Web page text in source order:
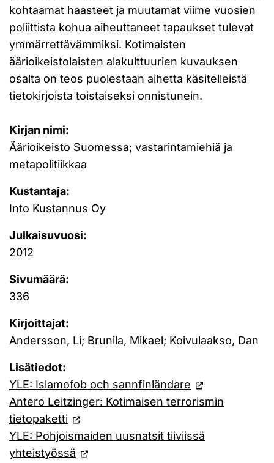
kohtaamat haasteet ja muutamat viime vuosien
poliittista kohua aiheuttaneet tapaukset tulevat
ymmärrettävämmiksi. Kotimaisten
äärioikeistolaisten alakulttuurien kuvauksen
osalta on teos puolestaan aihetta käsitelleistä
tietokirjoista toistaiseksi onnistunein.
Kirjan nimi:
Äärioikeisto Suomessa; vastarintamiehiä ja
metapolitiikkaa
Kustantaja:
Into Kustannus Oy
Julkaisuvuosi:
2012
Sivumäärä:
336
Kirjoittajat:
Andersson, Li; Brunila, Mikael; Koivulaakso, Dan
Lisätiedot:
YLE: Islamofob och sannfinländare
Antero Leitzinger: Kotimaisen terrorismin
tietopaketti
YLE: Pohjoismaiden uusnatsit tiiviissä
yhteistyössä